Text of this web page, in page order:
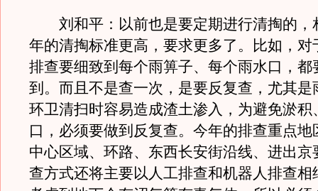
刘和平：以前也是要定期进行清掏的，
年的清掏标准更高，要求更多了。比如，对
排查要细致到每个雨箅子、每个雨水口，都
到。而且不是查一次，是要反复查，尤其是
环卫清扫时容易造成渣土渗入，为避免淤积
口，必须要做到反复查。今年的排查重点地
中心区域、环路、东西长安街沿线、进出京
查方式还将主要以人工排查和机器人排查相